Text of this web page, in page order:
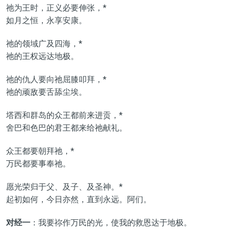
祂为王时，正义必要伸张，*
如月之恒，永享安康。
祂的领域广及四海，*
祂的王权远达地极。
祂的仇人要向祂屈膝叩拜，*
祂的顽敌要舌舔尘埃。
塔西和群岛的众王都前来进贡，*
舍巴和色巴的君王都来给祂献礼。
众王都要朝拜祂，*
万民都要事奉祂。
愿光荣归于父、及子、及圣神。*
起初如何，今日亦然，直到永远。阿们。
对经一：我要祢作万民的光，使我的救恩达于地极。